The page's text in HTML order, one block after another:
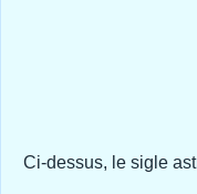
Ci-dessus, le sigle